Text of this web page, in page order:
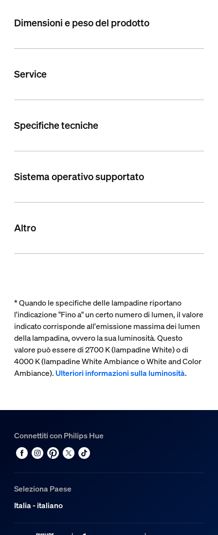
Dimensioni e peso del prodotto
Service
Specifiche tecniche
Sistema operativo supportato
Altro
* Quando le specifiche delle lampadine riportano
l'indicazione "Fino a" un certo numero di lumen, il valore
indicato corrisponde all'emissione massima dei lumen
della lampadina, ovvero la sua luminosità. Questo
valore può essere di 2700 K (lampadine White) o di
4000 K (lampadine White Ambiance o White and Color
Ambiance).Ulteriori informazioni sulla luminosità.
Connettiti con Philips Hue
Seleziona Paese
Italia - italiano